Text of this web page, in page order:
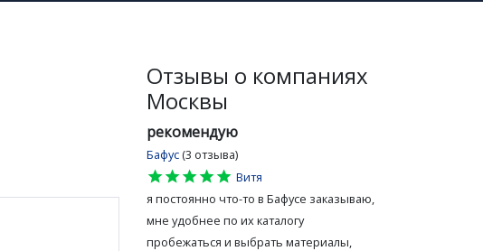
Отзывы о компаниях
Москвы
рекомендую
Бафус (3 отзыва)
star
star
star
star
star
Витя
я постоянно что-то в Бафусе заказываю,
мне удобнее по их каталогу
пробежаться и выбрать материалы,